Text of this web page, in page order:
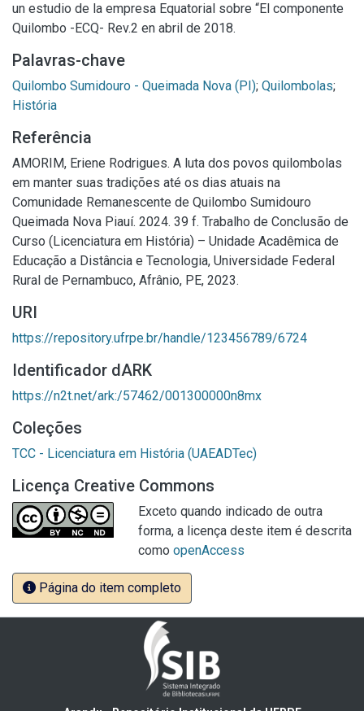
un estudio de la empresa Equatorial sobre “El componente
Quilombo -ECQ- Rev.2 en abril de 2018.
Palavras-chave
Quilombo Sumidouro - Queimada Nova (PI); Quilombolas;
História
Referência
AMORIM, Eriene Rodrigues. A luta dos povos quilombolas
em manter suas tradições até os dias atuais na
Comunidade Remanescente de Quilombo Sumidouro
Queimada Nova Piauí. 2024. 39 f. Trabalho de Conclusão de
Curso (Licenciatura em História) – Unidade Acadêmica de
Educação a Distância e Tecnologia, Universidade Federal
Rural de Pernambuco, Afrânio, PE, 2023.
URI
https://repository.ufrpe.br/handle/123456789/6724
Identificador dARK
https://n2t.net/ark:/57462/001300000n8mx
Coleções
TCC - Licenciatura em História (UAEADTec)
Licença Creative Commons
Exceto quando indicado de outra
forma, a licença deste item é descrita
como openAccess
Página do item completo